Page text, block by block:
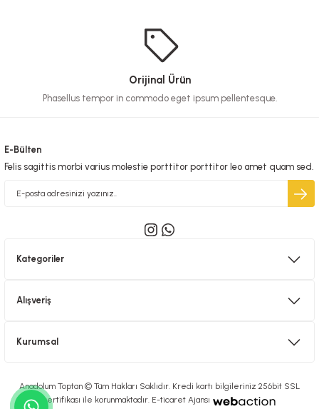
Orijinal Ürün
Phasellus tempor in commodo eget ipsum pellentesque.
E-Bülten
Felis sagittis morbi varius molestie porttitor porttitor leo amet quam sed.
Kategoriler
Alışveriş
Kurumsal
Anadolum Toptan © Tüm Hakları Saklıdır. Kredi kartı bilgileriniz 256bit SSL
sertifikası ile korunmaktadır. E-ticaret Ajansı